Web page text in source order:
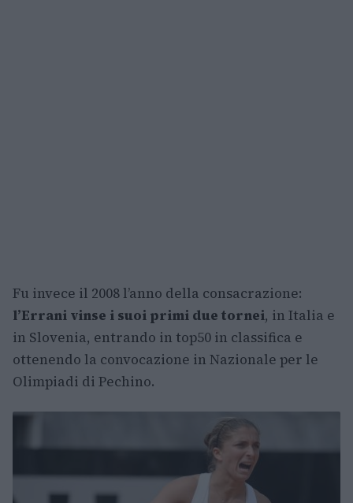
Fu invece il 2008 l’anno della consacrazione:
l’Errani vinse i suoi primi due tornei, in Italia e
in Slovenia, entrando in top50 in classifica e
ottenendo la convocazione in Nazionale per le
Olimpiadi di Pechino.